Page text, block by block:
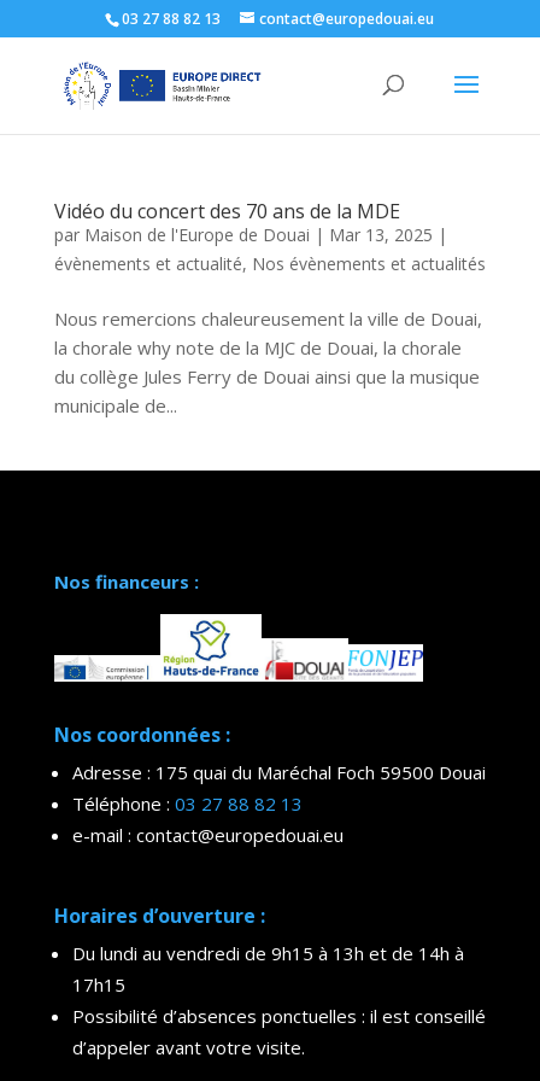
03 27 88 82 13 contact@europedouai.eu
Vidéo du concert des 70 ans de la MDE
par Maison de l'Europe de Douai | Mar 13, 2025 |
évènements et actualité, Nos évènements et actualités
Nous remercions chaleureusement la ville de Douai,
la chorale why note de la MJC de Douai, la chorale
du collège Jules Ferry de Douai ainsi que la musique
municipale de...
Nos financeurs :
Nos coordonnées :
Adresse : 175 quai du Maréchal Foch 59500 Douai
Téléphone : 03 27 88 82 13
e-mail : contact@europedouai.eu
Horaires d’ouverture :
Du lundi au vendredi de 9h15 à 13h et de 14h à
17h15
Possibilité d’absences ponctuelles : il est conseillé
d’appeler avant votre visite.